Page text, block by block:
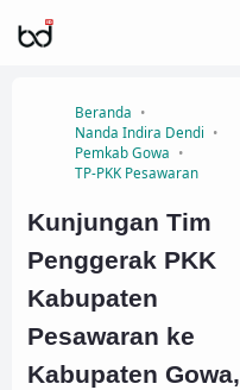
Beranda
Nanda Indira Dendi
Pemkab Gowa
TP-PKK Pesawaran
Kunjungan Tim
Penggerak PKK
Kabupaten
Pesawaran ke
Kabupaten Gowa,